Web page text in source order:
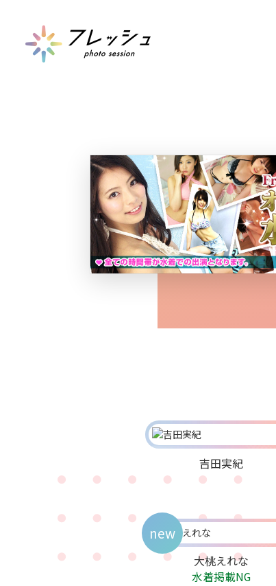
吉田実紀
大桃えれな
水着掲載NG
new